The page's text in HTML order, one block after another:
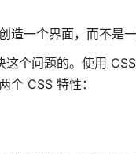
一个界面，而不是一
个问题的。使用
个 CSS 特性：